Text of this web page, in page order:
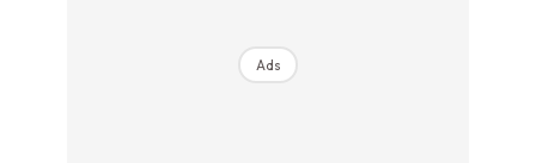
Ads